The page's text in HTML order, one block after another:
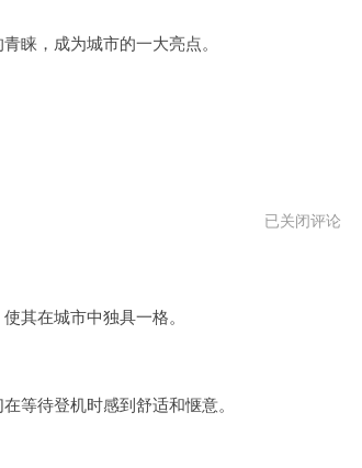
，成为城市的一大亮点。
白
月
已关闭评论
在城市中独具一格。
待登机时感到舒适和惬意。